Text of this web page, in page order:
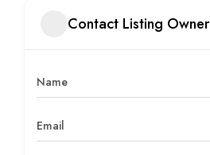
Contact Listing Owner